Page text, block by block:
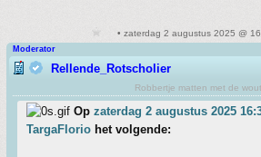
• zaterdag 2 augustus 2025 @
Moderator
Rellende_Rotscholier
Robbertje matten met de
Op zaterdag 2 augustus 2025
TargaFlorio het volgende: